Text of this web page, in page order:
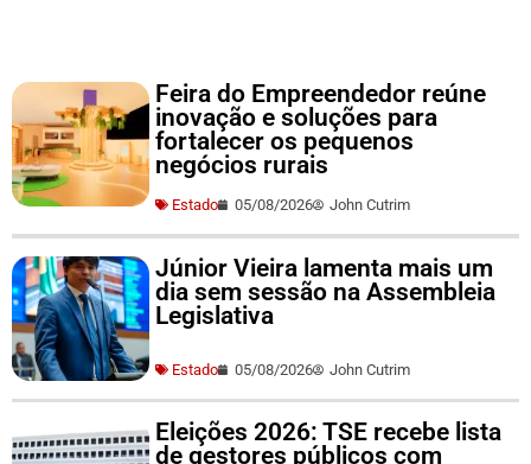
Feira do Empreendedor reúne
inovação e soluções para
fortalecer os pequenos
negócios rurais
Estado 05/08/2026 John Cutrim
Júnior Vieira lamenta mais um
dia sem sessão na Assembleia
Legislativa
Estado 05/08/2026 John Cutrim
Eleições 2026: TSE recebe lista
de gestores públicos com